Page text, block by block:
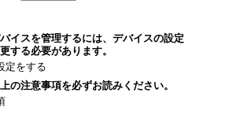
イスを管理するには、デバイスの設定
する必要があります。
定をする
の注意事項を必ずお読みください。